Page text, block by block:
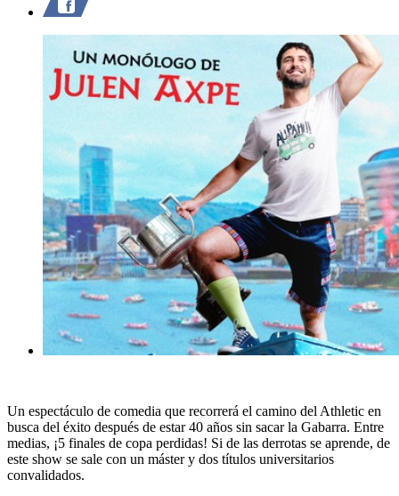
Un espectáculo de comedia que recorrerá el camino del Athletic en
busca del éxito después de estar 40 años sin sacar la Gabarra. Entre
medias, ¡5 finales de copa perdidas! Si de las derrotas se aprende, de
este show se sale con un máster y dos títulos universitarios
convalidados.